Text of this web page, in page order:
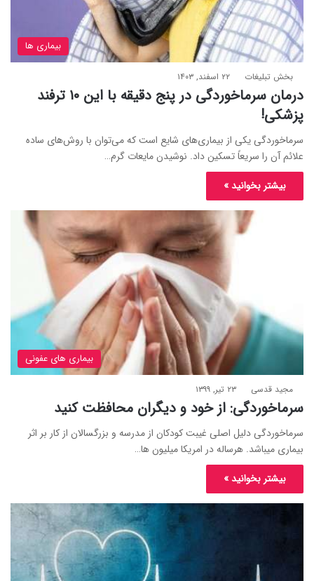
بیماری ها
بخش تبلیغات ۲۲ اسفند, ۱۴۰۳
درمان سرماخوردگی در پنج دقیقه با این ۱۰ ترفند
پزشکی!
سرماخوردگی یکی از بیماری‌های شایع است که می‌توان با روش‌های ساده
علائم آن را سریعاً تسکین داد. نوشیدن مایعات گرم…
بیشتر بخوانید »
بیماری های عفونی
مجید قدسی ۲۳ تیر, ۱۳۹۹
سرماخوردگی: از خود و دیگران محافظت کنید
سرماخوردگی دلیل اصلی غیبت کودکان از مدرسه و بزرگسالان از کار بر اثر
بیماری میباشد. هرساله در امریکا میلیون ها…
بیشتر بخوانید »